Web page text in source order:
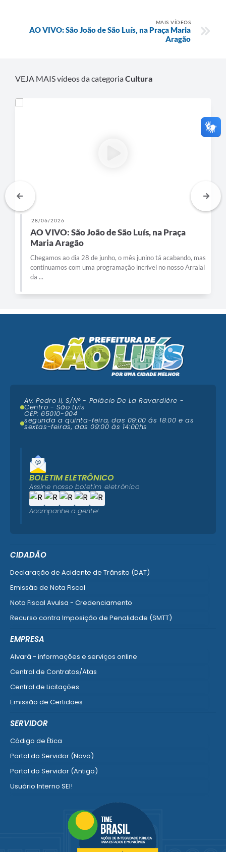
MAIS VÍDEOS
AO VIVO: São João de São Luís, na Praça Maria
Aragão
VEJA MAIS vídeos da categoriaCultura
28/06/2026
AO VIVO: São João de São Luís, na Praça
Maria Aragão
Chegamos ao dia 28 de junho, o mês junino tá acabando, mas
continuamos com uma programação incrível no nosso Arraial
da ...
CIDADÃO
Declaração de Acidente de Trânsito (DAT)
Emissão de Nota Fiscal
Nota Fiscal Avulsa - Credenciamento
Recurso contra Imposição de Penalidade (SMTT)
EMPRESA
Alvará - informações e serviços online
Central de Contratos/Atas
Central de Licitações
Emissão de Certidões
SERVIDOR
Código de Ética
Portal do Servidor (Novo)
Portal do Servidor (Antigo)
Usuário Interno SEI!
Portal do Segurado
Manual de Gestão Patrimonial
Av. Pedro II, S/N° - Palácio De La Ravardière -
Centro - São Luís
CEP: 65010-904
segunda a quinta-feira, das 09:00 ás 18:00 e as
sextas-feiras, das 09:00 às 14:00hs
BOLETIM ELETRÔNICO
Assine nosso boletim eletrônico
Acompanhe a gente!